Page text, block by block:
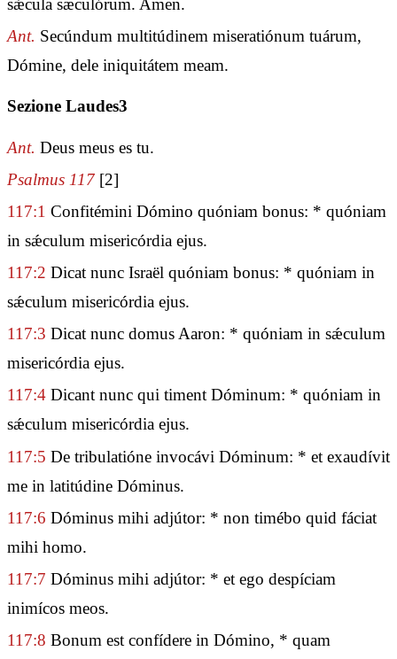
sǽcula sæculórum. Amen.
Ant. Secúndum multitúdinem miseratiónum tuárum,
Dómine, dele iniquitátem meam.
Sezione Laudes3
Ant. Deus meus es tu.
Psalmus 117 [2]
117:1 Confitémini Dómino quóniam bonus: * quóniam
in sǽculum misericórdia ejus.
117:2 Dicat nunc Israël quóniam bonus: * quóniam in
sǽculum misericórdia ejus.
117:3 Dicat nunc domus Aaron: * quóniam in sǽculum
misericórdia ejus.
117:4 Dicant nunc qui timent Dóminum: * quóniam in
sǽculum misericórdia ejus.
117:5 De tribulatióne invocávi Dóminum: * et exaudívit
me in latitúdine Dóminus.
117:6 Dóminus mihi adjútor: * non timébo quid fáciat
mihi homo.
117:7 Dóminus mihi adjútor: * et ego despíciam
inimícos meos.
117:8 Bonum est confídere in Dómino, * quam